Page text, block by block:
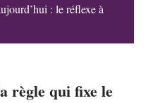
: le réflexe à
règle qui fixe le